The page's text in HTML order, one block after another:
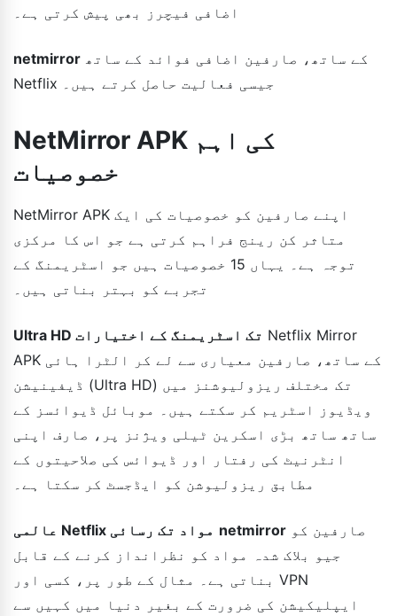
اضافی فیچرز بھی پیش کرتی ہے۔
netmirror
Netflix جیسی فعالیت حاصل کرتے ہیں۔
NetMirror APK کی اہم
خصوصیات
NetMirror APK اپنے صارفین کو خصوصیات کی ایک
متاثر کن رینج فراہم کرتی ہے جو اس کا مرکزی
توجہ ہے۔ یہاں 15 خصوصیات ہیں جو اسٹریمنگ کے
تجربے کو بہتر بناتی ہیں۔
Ultra HD تک اسٹریمنگ کے اختیارات Netflix Mirror
APK کے ساتھ، صارفین معیاری سے لے کر الٹرا ہائی
ڈیفینیشن (Ultra HD) تک مختلف ریزولیوشنز میں
ویڈیوز اسٹریم کر سکتے ہیں۔ موبائل ڈیوائسز کے
ساتھ ساتھ بڑی اسکرین ٹیلی ویژنز پر، صارف اپنی
انٹرنیٹ کی رفتار اور ڈیوائس کی صلاحیتوں کے
مطابق ریزولیوشن کو ایڈجسٹ کر سکتا ہے۔
عالمی Netflix مواد تک رسائی netmirror
جیو بلاک شدہ مواد کو نظرانداز کرنے کے قابل
بناتی ہے۔ مثال کے طور پر، کسی اور VPN
ایپلیکیشن کی ضرورت کے بغیر دنیا میں کہیں سے